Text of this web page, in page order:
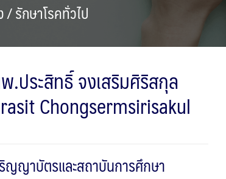
Search
รักษาโรคทั่วไป
.ประสิทธิ์ จงเสริมศิริสกุล
Chongsermsirisakul
ญญาบัตรและสถาบันการศึกษา